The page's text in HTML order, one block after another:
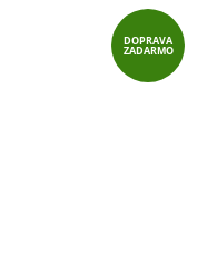
DOPRAVA
ZADARMO